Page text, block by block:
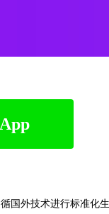
外技术进行标准化